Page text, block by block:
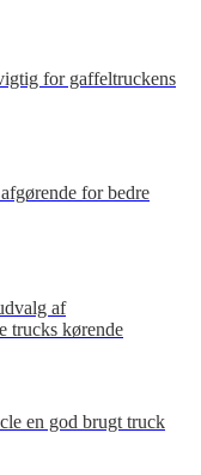
for gaffeltruckens
for bedre
af
trucks kørende
en god brugt truck